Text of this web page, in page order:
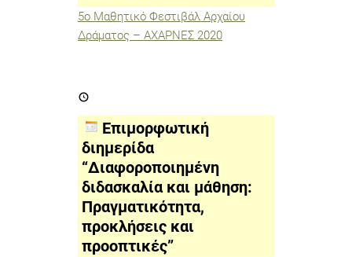
5ο Μαθητικό Φεστιβάλ Αρχαίου
Δράματος – ΑΧΑΡΝΕΣ 2020
διημερίδα
διδασκαλία
μάθηση:
Πραγματικότητα,
προκλήσεις
και
προοπτικές”
Επιμορφωτική
διημερίδα
“Διαφοροποιημένη
διδασκαλία και μάθηση:
Πραγματικότητα,
προκλήσεις και
προοπτικές”